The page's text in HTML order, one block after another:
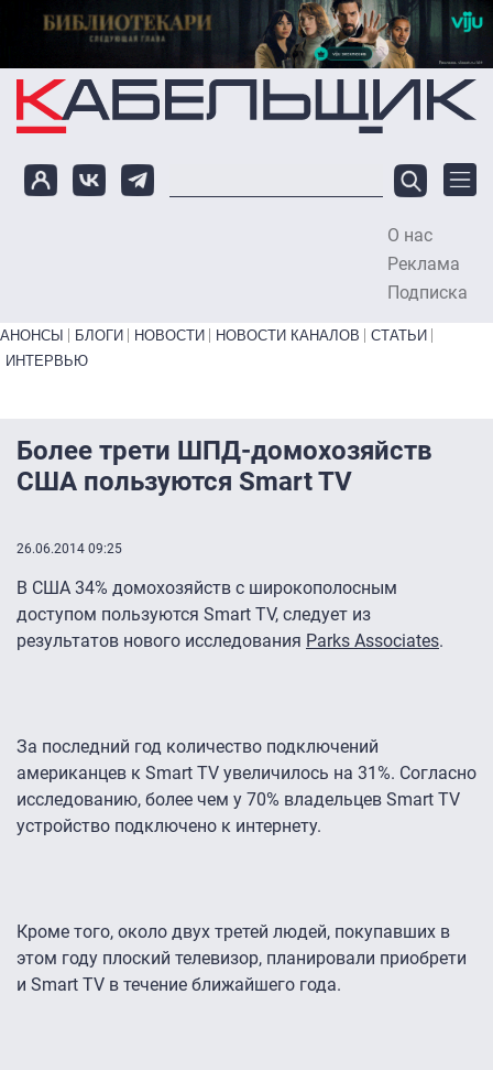
Перейти к основному содержанию
О нас
Реклама
Подписка
Primary links bottom
АНОНСЫ БЛОГИ НОВОСТИ НОВОСТИ КАНАЛОВ
СТАТЬИ
ИНТЕРВЬЮ
Более трети ШПД-домохозяйств
США пользуются Smart TV
26.06.2014 09:25
В США 34% домохозяйств с широкополосным
доступом пользуются Smart TV, следует из
результатов нового исследования Parks Associates.
За последний год количество подключений
американцев к Smart TV увеличилось на 31%. Согласно
исследованию, более чем у 70% владельцев Smart TV
устройство подключено к интернету.
Кроме того, около двух третей людей, покупавших в
этом году плоский телевизор, планировали приобрети
и Smart TV в течение ближайшего года.